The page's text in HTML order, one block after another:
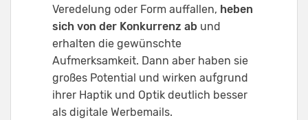
Veredelung oder Form auffallen, heben
sich von der Konkurrenz ab und
erhalten die gewünschte
Aufmerksamkeit. Dann aber haben sie
großes Potential und wirken aufgrund
ihrer Haptik und Optik deutlich besser
als digitale Werbemails.